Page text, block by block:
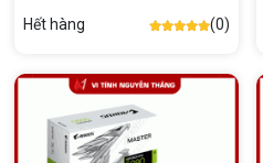
Hết hàng (0)